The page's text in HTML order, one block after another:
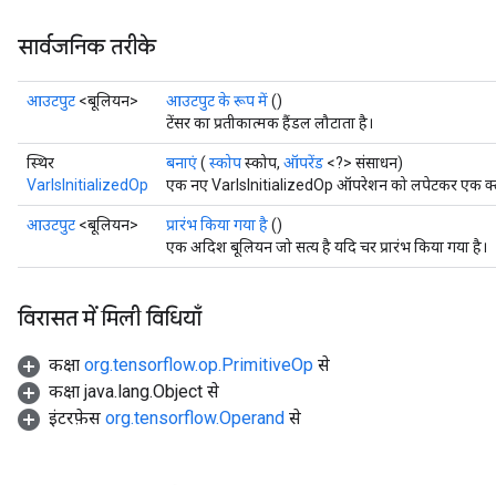
सार्वजनिक तरीके
आउटपुट <बूलियन> आउटपुट के रूप में()
टेंसर का प्रतीकात्मक हैंडल लौटाता है।
स्थिर
VarIsInitializedOp
बनाएं( स्कोपस्कोप, ऑपरेंड <?> संसाधन)
एक नए VarIsInitializedOp ऑपरेशन को लपेटकर एक
आउटपुट <बूलियन> प्रारंभ किया गया है()
एक अदिश बूलियन जो सत्य है यदि चर प्रारंभ किया गया है।
विरासत में मिली विधियाँ
कक्षा org.tensorflow.op.PrimitiveOp से
कक्षा java.lang.Object से
इंटरफ़ेस org.tensorflow.Operand से